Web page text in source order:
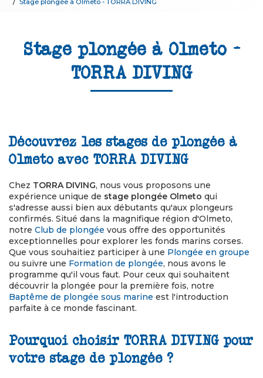
Stage plongée à Olmeto -
TORRA DIVING
Découvrez les stages de plongée à
Olmeto avec TORRA DIVING
Chez TORRA DIVING, nous vous proposons une
expérience unique de stage plongée Olmeto qui
s'adresse aussi bien aux débutants qu'aux plongeurs
confirmés. Situé dans la magnifique région d'Olmeto,
notre Club de plongée vous offre des opportunités
exceptionnelles pour explorer les fonds marins corses.
Que vous souhaitiez participer à une Plongée en groupe
ou suivre une Formation de plongée, nous avons le
programme qu'il vous faut. Pour ceux qui souhaitent
découvrir la plongée pour la première fois, notre
Baptême de plongée sous marine est l'introduction
parfaite à ce monde fascinant.
Pourquoi choisir TORRA DIVING pour
votre stage de plongée ?